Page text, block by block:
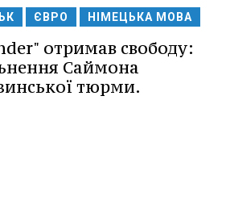
ЄВРО НІМЕЦЬКА МОВА
отримав свободу:
Саймона
тюрми.